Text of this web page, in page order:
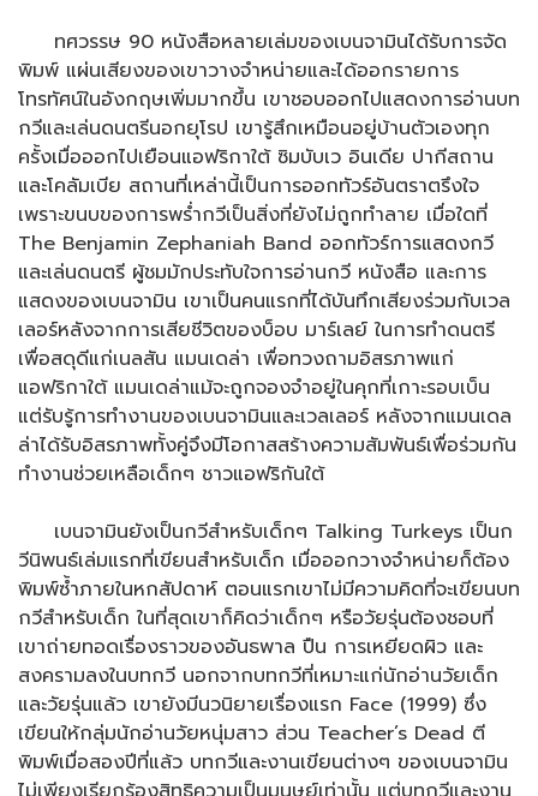
ทศวรรษ 90 หนังสือหลายเล่มของเบนจามินได้รับการจัด
พิมพ์ แผ่นเสียงของเขาวางจำหน่ายและได้ออกรายการ
โทรทัศน์ในอังกฤษเพิ่มมากขึ้น เขาชอบออกไปแสดงการอ่านบท
กวีและเล่นดนตรีนอกยุโรป เขารู้สึกเหมือนอยู่บ้านตัวเองทุก
ครั้งเมื่อออกไปเยือนแอฟริกาใต้ ซิมบับเว อินเดีย ปากีสถาน
และโคลัมเบีย สถานที่เหล่านี้เป็นการออกทัวร์อันตราตรึงใจ
เพราะขนบของการพร่ำกวีเป็นสิ่งที่ยังไม่ถูกทำลาย เมื่อใดที่
The Benjamin Zephaniah Band ออกทัวร์การแสดงกวี
และเล่นดนตรี ผู้ชมมักประทับใจการอ่านกวี หนังสือ และการ
แสดงของเบนจามิน เขาเป็นคนแรกที่ได้บันทึกเสียงร่วมกับเวล
เลอร์หลังจากการเสียชีวิตของบ็อบ มาร์เลย์ ในการทำดนตรี
เพื่อสดุดีแก่เนลสัน แมนเดล่า เพื่อทวงถามอิสรภาพแก่
แอฟริกาใต้ แมนเดล่าแม้จะถูกจองจำอยู่ในคุกที่เกาะรอบเบ็น
แต่รับรู้การทำงานของเบนจามินและเวลเลอร์ หลังจากแมนเดล
ล่าได้รับอิสรภาพทั้งคู่จึงมีโอกาสสร้างความสัมพันธ์เพื่อร่วมกัน
ทำงานช่วยเหลือเด็กๆ ชาวแอฟริกันใต้
เบนจามินยังเป็นกวีสำหรับเด็กๆ Talking Turkeys เป็นก
วีนิพนธ์เล่มแรกที่เขียนสำหรับเด็ก เมื่อออกวางจำหน่ายก็ต้อง
พิมพ์ซ้ำภายในหกสัปดาห์ ตอนแรกเขาไม่มีความคิดที่จะเขียนบท
กวีสำหรับเด็ก ในที่สุดเขาก็คิดว่าเด็กๆ หรือวัยรุ่นต้องชอบที่
เขาถ่ายทอดเรื่องราวของอันธพาล ปืน การเหยียดผิว และ
สงครามลงในบทกวี นอกจากบทกวีที่เหมาะแก่นักอ่านวัยเด็ก
และวัยรุ่นแล้ว เขายังมีนวนิยายเรื่องแรก Face (1999) ซึ่ง
เขียนให้กลุ่มนักอ่านวัยหนุ่มสาว ส่วน Teacher’s Dead ตี
พิมพ์เมื่อสองปีที่แล้ว บทกวีและงานเขียนต่างๆ ของเบนจามิน